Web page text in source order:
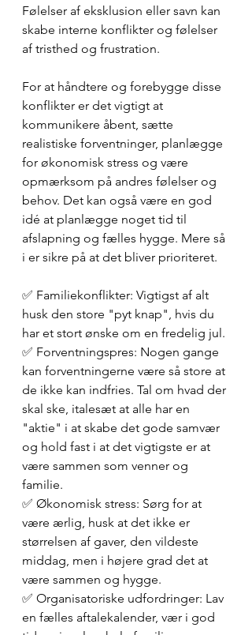
Følelser af eksklusion eller savn kan
skabe interne konflikter og følelser
af tristhed og frustration.
For at håndtere og forebygge disse
konflikter er det vigtigt at
kommunikere åbent, sætte
realistiske forventninger, planlægge
for økonomisk stress og være
opmærksom på andres følelser og
behov. Det kan også være en god
idé at planlægge noget tid til
afslapning og fælles hygge. Mere så
i er sikre på at det bliver prioriteret.
✅ Familiekonflikter: Vigtigst af alt
husk den store "pyt knap", hvis du
har et stort ønske om en fredelig jul.
✅ Forventningspres: Nogen gange
kan forventningerne være så store at
de ikke kan indfries. Tal om hvad der
skal ske, italesæt at alle har en
"aktie" i at skabe det gode samvær
og hold fast i at det vigtigste er at
være sammen som venner og
familie.
✅ Økonomisk stress: Sørg for at
være ærlig, husk at det ikke er
størrelsen af gaver, den vildeste
middag, men i højere grad det at
være sammen og hygge.
✅ Organisatoriske udfordringer: Lav
en fælles aftalekalender, vær i god